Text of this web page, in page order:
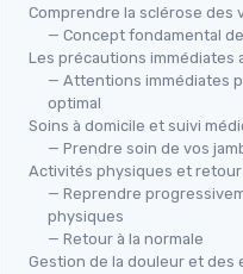
Comprendre la sclérose des
— Concept fondamental
Les précautions immédiates
— Attentions immédiates
optimal
Soins à domicile et suivi
— Prendre soin de vos
Activités physiques et retour
— Reprendre
physiques
— Retour à la normale
Gestion de la douleur et des